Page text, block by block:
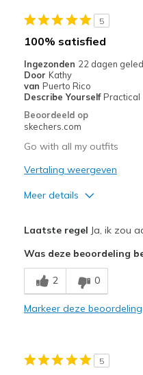
Beste toepassingen
Going Out
View On Shoes
I'm
5
100% satisfied
Ingezonden 22 dagen
Door Kathy
van Puerto Rico
Describe Yourself Practical
Beoordeeld op
skechers.com
Go with all my outfits
Vertaling weergeven
Meer details
Comfortable
Durable
Casual Wear
Laatste regel Ja, ik zou
Was deze beoordeling
2 0
Markeer deze beoordeling
5